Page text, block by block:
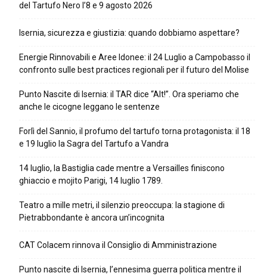
del Tartufo Nero l’8 e 9 agosto 2026
Isernia, sicurezza e giustizia: quando dobbiamo aspettare?
Energie Rinnovabili e Aree Idonee: il 24 Luglio a Campobasso il
confronto sulle best practices regionali per il futuro del Molise
Punto Nascite di Isernia: il TAR dice “Alt!”. Ora speriamo che
anche le cicogne leggano le sentenze
Forlì del Sannio, il profumo del tartufo torna protagonista: il 18
e 19 luglio la Sagra del Tartufo a Vandra
14 luglio, la Bastiglia cade mentre a Versailles finiscono
ghiaccio e mojito Parigi, 14 luglio 1789.
Teatro a mille metri, il silenzio preoccupa: la stagione di
Pietrabbondante è ancora un’incognita
CAT Colacem rinnova il Consiglio di Amministrazione
Punto nascite di Isernia, l’ennesima guerra politica mentre il